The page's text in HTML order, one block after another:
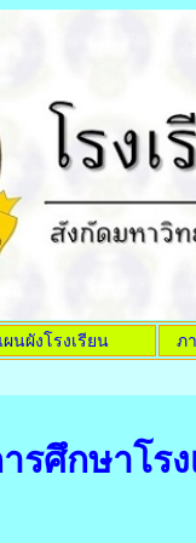
นผังโรงเรียน ภ
ศึกษาโรง